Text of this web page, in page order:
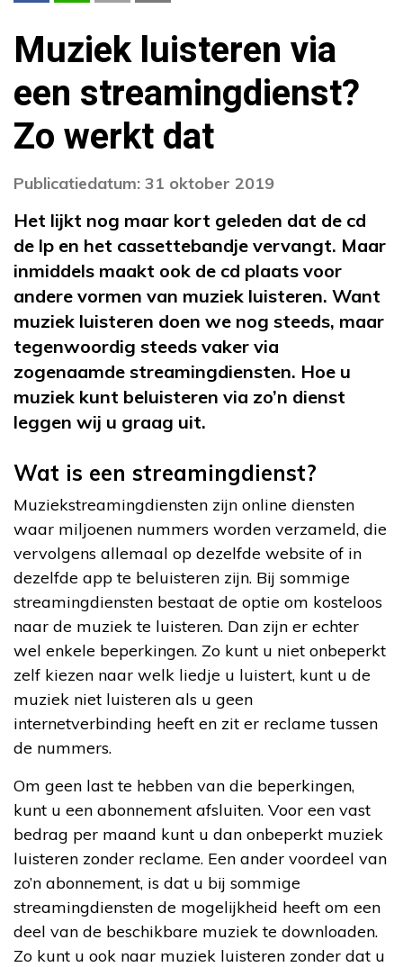
Muziek luisteren via
een streamingdienst?
Zo werkt dat
Publicatiedatum: 31 oktober 2019
Het lijkt nog maar kort geleden dat de cd
de lp en het cassettebandje vervangt. Maar
inmiddels maakt ook de cd plaats voor
andere vormen van muziek luisteren. Want
muziek luisteren doen we nog steeds, maar
tegenwoordig steeds vaker via
zogenaamde streamingdiensten. Hoe u
muziek kunt beluisteren via zo’n dienst
leggen wij u graag uit.
Wat is een streamingdienst?
Muziekstreamingdiensten zijn online diensten
waar miljoenen nummers worden verzameld, die
vervolgens allemaal op dezelfde website of in
dezelfde app te beluisteren zijn. Bij sommige
streamingdiensten bestaat de optie om kosteloos
naar de muziek te luisteren. Dan zijn er echter
wel enkele beperkingen. Zo kunt u niet onbeperkt
zelf kiezen naar welk liedje u luistert, kunt u de
muziek niet luisteren als u geen
internetverbinding heeft en zit er reclame tussen
de nummers.
Om geen last te hebben van die beperkingen,
kunt u een abonnement afsluiten. Voor een vast
bedrag per maand kunt u dan onbeperkt muziek
luisteren zonder reclame. Een ander voordeel van
zo’n abonnement, is dat u bij sommige
streamingdiensten de mogelijkheid heeft om een
deel van de beschikbare muziek te downloaden.
Zo kunt u ook naar muziek luisteren zonder dat u